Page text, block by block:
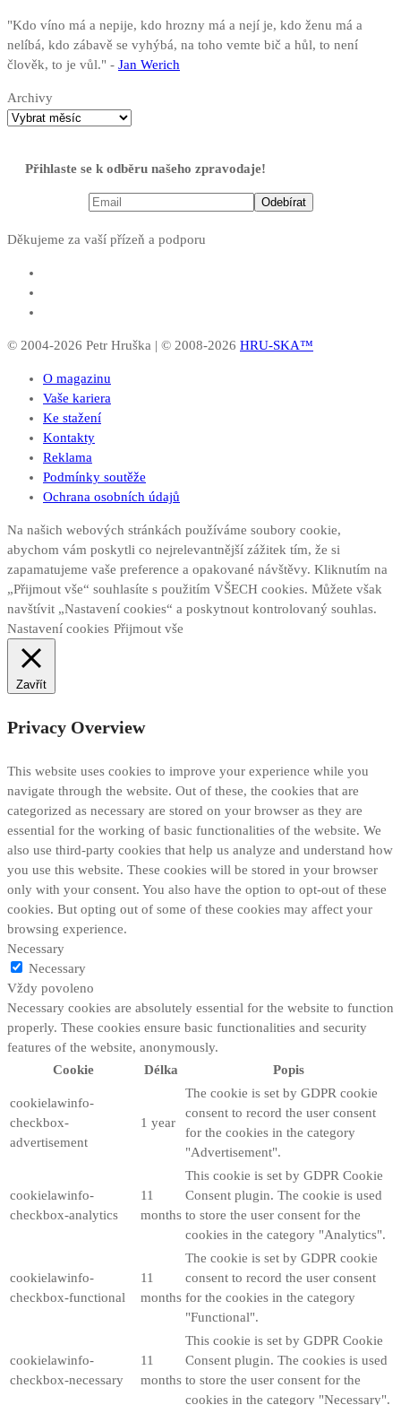
"Kdo víno má a nepije, kdo hrozny má a nejí je, kdo ženu má a
nelíbá, kdo zábavě se vyhýbá, na toho vemte bič a hůl, to není
člověk, to je vůl." - Jan Werich
Archivy
Přihlaste se k odběru našeho zpravodaje!
Děkujeme za vaší přízeň a podporu
© 2004-2026 Petr Hruška | © 2008-2026 HRU-SKA™
O magazinu
Vaše kariera
Ke stažení
Kontakty
Reklama
Podmínky soutěže
Ochrana osobních údajů
Na našich webových stránkách používáme soubory cookie,
abychom vám poskytli co nejrelevantnější zážitek tím, že si
zapamatujeme vaše preference a opakované návštěvy. Kliknutím na
„Přijmout vše“ souhlasíte s použitím VŠECH cookies. Můžete však
navštívit „Nastavení cookies“ a poskytnout kontrolovaný souhlas.
Nastavení cookies Přijmout vše
Zavřít
Privacy Overview
This website uses cookies to improve your experience while you
navigate through the website. Out of these, the cookies that are
categorized as necessary are stored on your browser as they are
essential for the working of basic functionalities of the website. We
also use third-party cookies that help us analyze and understand how
you use this website. These cookies will be stored in your browser
only with your consent. You also have the option to opt-out of these
cookies. But opting out of some of these cookies may affect your
browsing experience.
Necessary
Necessary
Vždy povoleno
Necessary cookies are absolutely essential for the website to function
properly. These cookies ensure basic functionalities and security
features of the website, anonymously.
Cookie
Délka Popis
cookielawinfo-
checkbox-
advertisement
1 year
The cookie is set by GDPR cookie
consent to record the user consent
for the cookies in the category
"Advertisement".
cookielawinfo-
checkbox-analytics
11
months
This cookie is set by GDPR Cookie
Consent plugin. The cookie is used
to store the user consent for the
cookies in the category "Analytics".
cookielawinfo-
checkbox-functional
11
months
The cookie is set by GDPR cookie
consent to record the user consent
for the cookies in the category
"Functional".
cookielawinfo-
checkbox-necessary
11
months
This cookie is set by GDPR Cookie
Consent plugin. The cookies is used
to store the user consent for the
cookies in the category "Necessary".